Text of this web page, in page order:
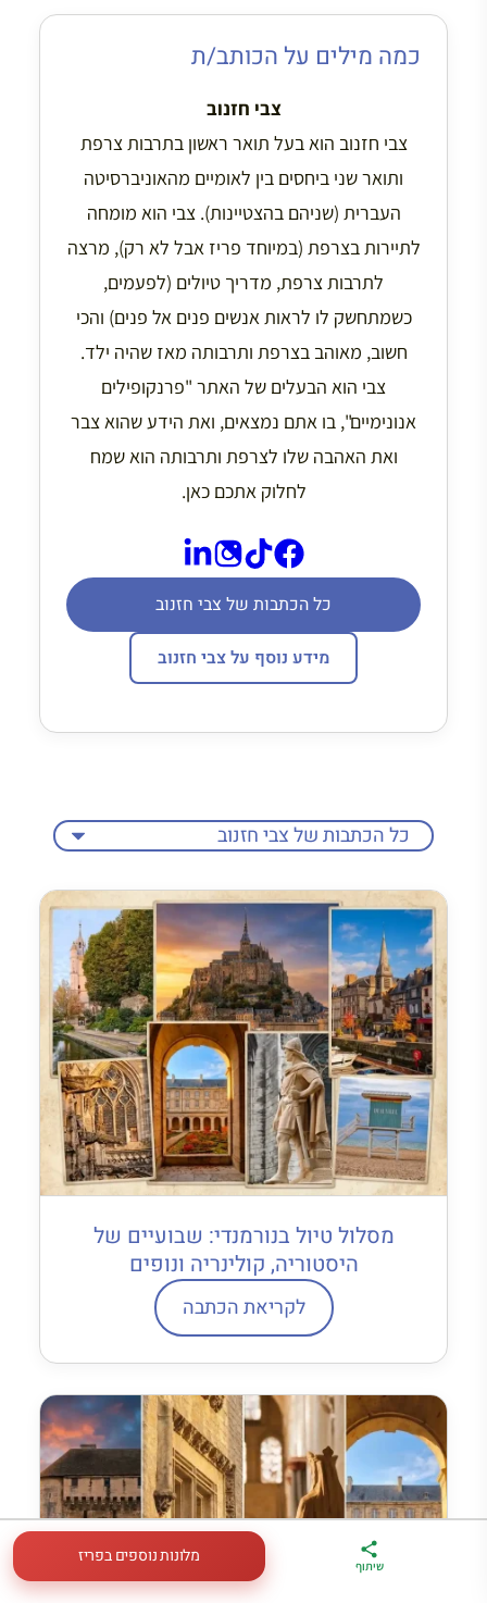
כמה מילים על הכותב/ת
צבי חזנוב
צבי חזנוב הוא בעל תואר ראשון בתרבות צרפת
ותואר שני ביחסים בין לאומיים מהאוניברסיטה
העברית (שניהם בהצטיינות). צבי הוא מומחה
לתיירות בצרפת (במיוחד פריז אבל לא רק), מרצה
לתרבות צרפת, מדריך טיולים (לפעמים,
כשמתחשק לו לראות אנשים פנים אל פנים) והכי
חשוב, מאוהב בצרפת ותרבותה מאז שהיה ילד.
צבי הוא הבעלים של האתר "פרנקופילים
אנונימיים", בו אתם נמצאים, ואת הידע שהוא צבר
ואת האהבה שלו לצרפת ותרבותה הוא שמח
לחלוק אתכם כאן.
כל הכתבות של צבי חזנוב
מידע נוסף על צבי חזנוב
מסלול טיול בנורמנדי: שבועיים של
היסטוריה, קולינריה ונופים
לקריאת הכתבה
ארגז הכלים שלי
מדריך פריז
במתנה
דברו
איתי בווטסאפ
שיתוף מלונות נוספים בפריז